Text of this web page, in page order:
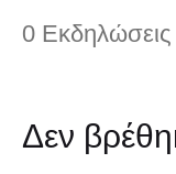
0
Δεν